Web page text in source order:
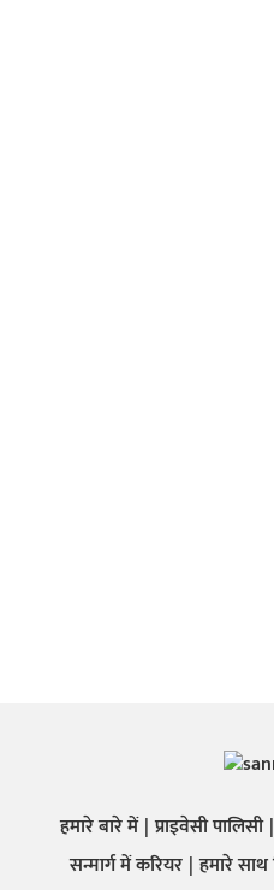
हमारे बारे में प्राइवेसी पालिसी
सन्मार्ग में करियर हमारे साथ